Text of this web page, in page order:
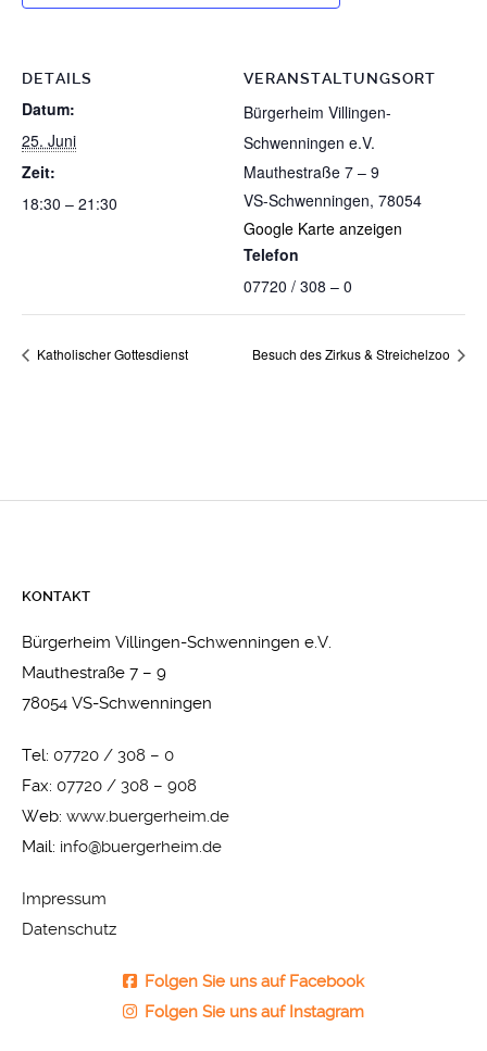
DETAILS
Datum:
25. Juni
Zeit:
18:30 – 21:30
VERANSTALTUNGSORT
Bürgerheim Villingen-
Schwenningen e.V.
Mauthestraße 7 – 9
VS-Schwenningen, 78054
Google Karte anzeigen
Telefon
07720 / 308 – 0
Katholischer Gottesdienst Besuch des Zirkus & Streichelzoo
KONTAKT
Bürgerheim Villingen-Schwenningen e.V.
Mauthestraße 7 – 9
78054 VS-Schwenningen
Tel: 07720 / 308 – 0
Fax: 07720 / 308 – 908
Web: www.buergerheim.de
Mail: info@buergerheim.de
Impressum
Datenschutz
Folgen Sie uns auf Facebook
Folgen Sie uns auf Instagram